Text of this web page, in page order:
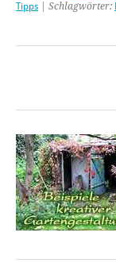
Tipps | Schlagwörter: